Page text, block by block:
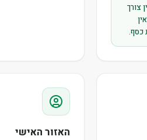
צורך
כסף.
האזור האישי